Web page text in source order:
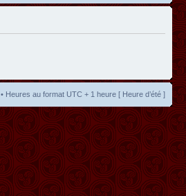
• Heures au format UTC + 1 heure [ Heure d’été ]